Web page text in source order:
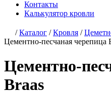
Контакты
Калькулятор кровли
/Каталог /Кровля /
Цементно-песчаная черепица
Цементно-
Braas